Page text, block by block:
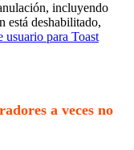
incluyendo
está deshabilitado,
usuario para Toast
a veces no